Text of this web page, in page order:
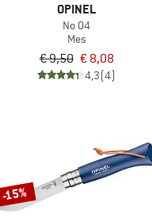
OPINEL
No 04
Mes
€ 9,50 € 8,08
4,3(4)
-15%